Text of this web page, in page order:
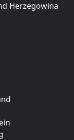
Herzegowina